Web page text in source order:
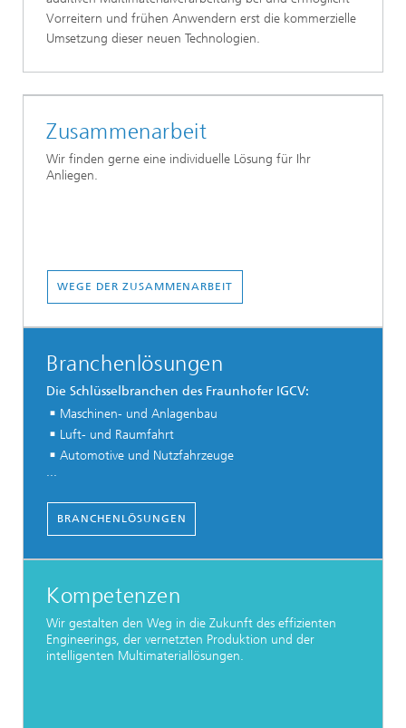
Vorreitern und frühen Anwendern erst die kommerzielle
Umsetzung dieser neuen Technologien.
Zusammenarbeit
Wir finden gerne eine individuelle Lösung für Ihr
Anliegen.
WEGE DER ZUSAMMENARBEIT
Branchenlösungen
Die Schlüsselbranchen des Fraunhofer IGCV:
Maschinen- und Anlagenbau
Luft- und Raumfahrt
Automotive und Nutzfahrzeuge
...
BRANCHENLÖSUNGEN
Kompetenzen
Wir gestalten den Weg in die Zukunft des effizienten
Engineerings, der vernetzten Produktion und der
intelligenten Multimateriallösungen.